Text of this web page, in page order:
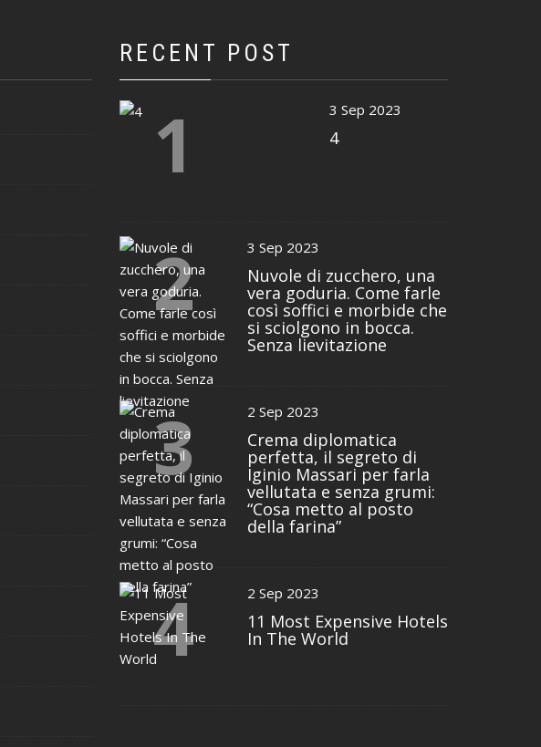
RECENT POST
1 3 Sep 2023
4
2 3 Sep 2023
Nuvole di zucchero, una
vera goduria. Come farle
così soffici e morbide che
si sciolgono in bocca.
Senza lievitazione
3 2 Sep 2023
Crema diplomatica
perfetta, il segreto di
Iginio Massari per farla
vellutata e senza grumi:
“Cosa metto al posto
della farina”
4 2 Sep 2023
11 Most Expensive Hotels
In The World